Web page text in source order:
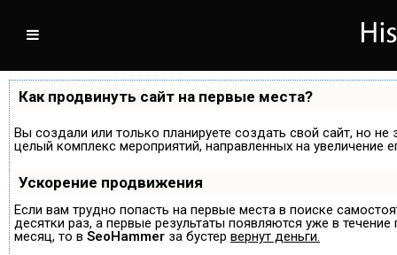
Как продвинуть сайт на первые места?
Вы создали или только планируете создать свой сайт, но
целый комплекс мероприятий, направленных на
Ускорение продвижения
Если вам трудно попасть на первые места в поиске
десятки раз, а первые результаты появляются уже в
месяц, то в SeoHammer за бустер вернут деньги.